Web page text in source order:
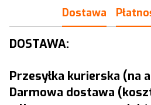
Dostawa
DOSTAWA:
Przesyłka kurierska (na
Darmowa dostawa